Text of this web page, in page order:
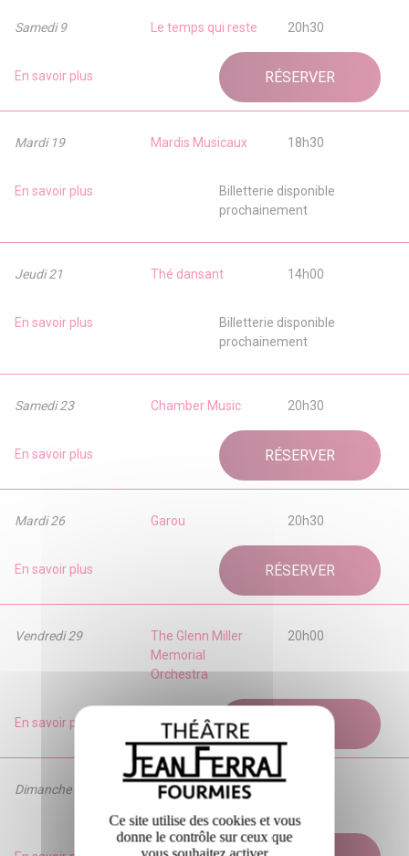
Samedi 9 Le temps qui reste 20h30
En savoir plus RÉSERVER
Mardi 19 Mardis Musicaux 18h30
En savoir plus
Billetterie disponible
prochainement
Jeudi 21 Thé dansant 14h00
En savoir plus
Billetterie disponible
prochainement
Samedi 23 Chamber Music 20h30
En savoir plus RÉSERVER
Mardi 26 Garou 20h30
En savoir plus RÉSERVER
Vendredi 29
The Glenn Miller
Memorial
Orchestra
20h00
En savoir plus RÉSERVER
Dimanche 31
Réunion
Ce site utilise des cookies et vous
donne le contrôle sur ceux que